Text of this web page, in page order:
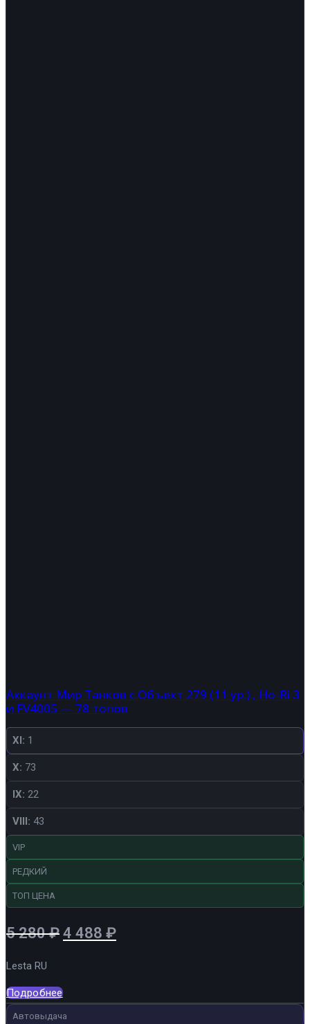
Аккаунт Мир Танков с Объект 279 (11 ур.) , Ho-Ri 3
и FV4005 — 78 топов
XI: 1
X: 73
IX: 22
VIII: 43
VIP
РЕДКИЙ
ТОП ЦЕНА
5 280₽ Первоначальная
5
280 ₽.
4 488 ₽Текущая
Lesta RU
Подробнее
Автовыдача